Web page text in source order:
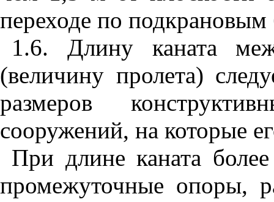
переходе по
1.6. Длину каната
(величину пролета)
размеров
сооружений, на которые
При длине каната
промежуточные опоры,